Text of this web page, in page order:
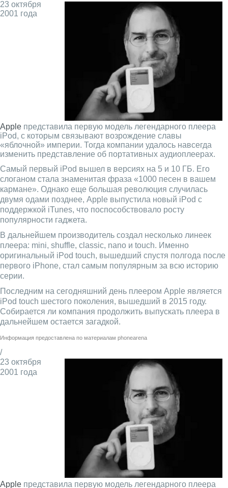
23 октября
2001 года
Apple представила первую модель легендарного плеера
iPod, с которым связывают возрождение славы
«яблочной» империи. Тогда компании удалось навсегда
изменить представление об портативных аудиоплеерах.
Самый первый iPod вышел в версиях на 5 и 10 ГБ. Его
слоганом стала знаменитая фраза «1000 песен в вашем
кармане». Однако еще большая революция случилась
двумя одами позднее, Apple выпустила новый iPod с
поддержкой iTunes, что поспособствовало росту
популярности гаджета.
В дальнейшем производитель создал несколько линеек
плеера: mini, shuffle, classic, nano и touch. Именно
оригинальный iPod touch, вышедший спустя полгода после
первого iPhone, стал самым популярным за всю историю
серии.
Последним на сегодняшний день плеером Apple является
iPod touch шестого поколения, вышедший в 2015 году.
Собирается ли компания продолжить выпускать плеера в
дальнейшем остается загадкой.
Информация предоставлена по материалам phonearena
/
23 октября
2001 года
Apple представила первую модель легендарного плеера